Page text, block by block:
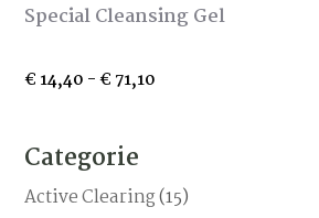
Special Cleansing Gel
€ 14,40 -€ 71,10
heeft
meerdere
Categorie
Active Clearing(15)